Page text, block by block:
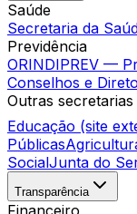
Saúde
Secretaria da
Previdência
ORINDIPREV —
Conselhos e
Outras secretarias
Educação (site
Públicas
SocialJunta do
Transparência
Financeiro